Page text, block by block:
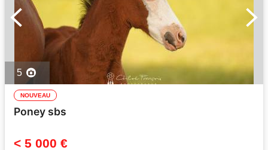
5
NOUVEAU
Poney sbs
< 5 000 €